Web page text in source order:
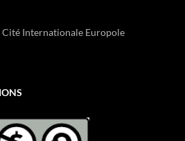
Internationale Europole